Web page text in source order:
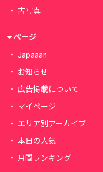
古写真
ページ
Japaaan
お知らせ
広告掲載について
マイページ
エリア別アーカイブ
本日の人気
月間ランキング